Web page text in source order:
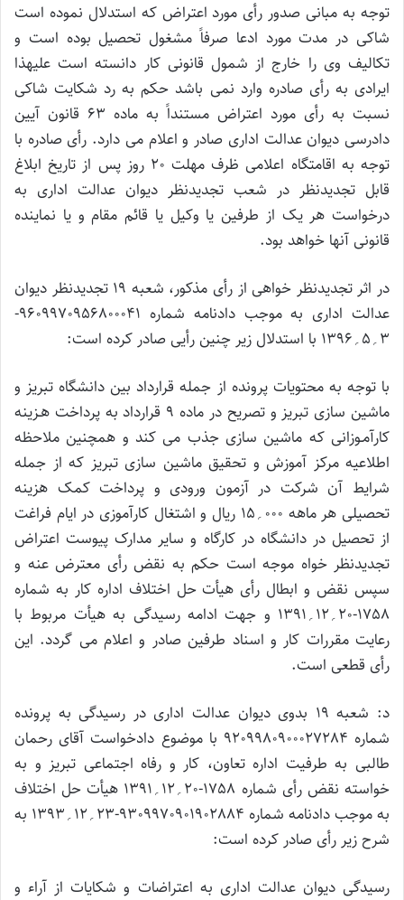
توجه به مبانی صدور رأی مورد اعتراض که استدلال نموده است
شاکی در مدت مورد ادعا صرفاً مشغول تحصیل بوده است و
تکالیف وی را خارج از شمول قانونی کار دانسته است علیهذا
ایرادی به رأی صادره وارد نمی باشد حکم به رد شکایت شاکی
نسبت به رأی مورد اعتراض مستنداً به ماده 63 قانون آیین
دادرسی دیوان عدالت اداری صادر و اعلام می دارد. رأی صادره با
توجه به اقامتگاه اعلامی ظرف مهلت 20 روز پس از تاریخ ابلاغ
قابل تجدیدنظر در شعب تجدیدنظر دیوان عدالت اداری به
درخواست هر یک از طرفین یا وکیل یا قائم مقام و یا نماینده
قانونی آنها خواهد بود.
در اثر تجدیدنظر خواهی از رأی مذکور، شعبه 19 تجدیدنظر دیوان
عدالت اداری به موجب دادنامه شماره 9609970956800041-
3؍5؍1396 با استدلال زیر چنین رأیی صادر کرده است:
با توجه به محتویات پرونده از جمله قرارداد بین دانشگاه تبریز و
ماشین سازی تبریز و تصریح در ماده 9 قرارداد به پرداخت هـزینه
کارآمـوزانی که ماشین سازی جذب می کند و همچنین ملاحظه
اطلاعیه مرکز آموزش و تحقیق ماشین سازی تبریز که از جمله
شرایط آن شرکت در آزمون ورودی و پرداخت کمک هزینه
تحصیلی هر ماهه 000؍15 ریال و اشتغال کارآموزی در ایام فراغت
از تحصیل در دانشگاه در کارگاه و سایر مدارک پیوست اعتراض
تجدیدنظر خواه موجه است حکم به نقض رأی معترض عنه و
سپس نقض و ابطال رأی هیأت حل اختلاف اداره کار به شماره
1758-20؍12؍1391 و جهت ادامه رسیدگی به هیأت مربوط با
رعایت مقررات کار و اسناد طرفین صادر و اعلام می گردد. این
رأی قطعی است.
د: شعبه 19 بدوی دیوان عدالت اداری در رسیدگی به پرونده
شماره 9209980900027284 با موضوع دادخواست آقای رحمان
طالبی به طرفیت اداره تعاون، کار و رفاه اجتماعی تبریز و به
خواسته نقض رأی شماره 1758-20؍12؍1391 هیأت حل اختلاف
به موجب دادنامه شماره 9309970901902884-23؍12؍1393 به
شرح زیر رأی صادر کرده است:
رسیدگی دیوان عدالت اداری به اعتراضات و شکایات از آراء و